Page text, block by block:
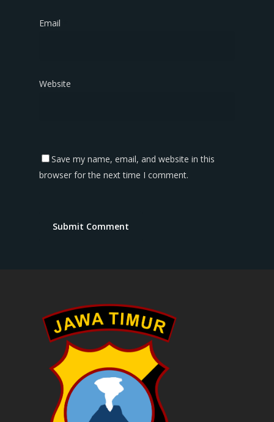
Email
Website
Save my name, email, and website in this
browser for the next time I comment.